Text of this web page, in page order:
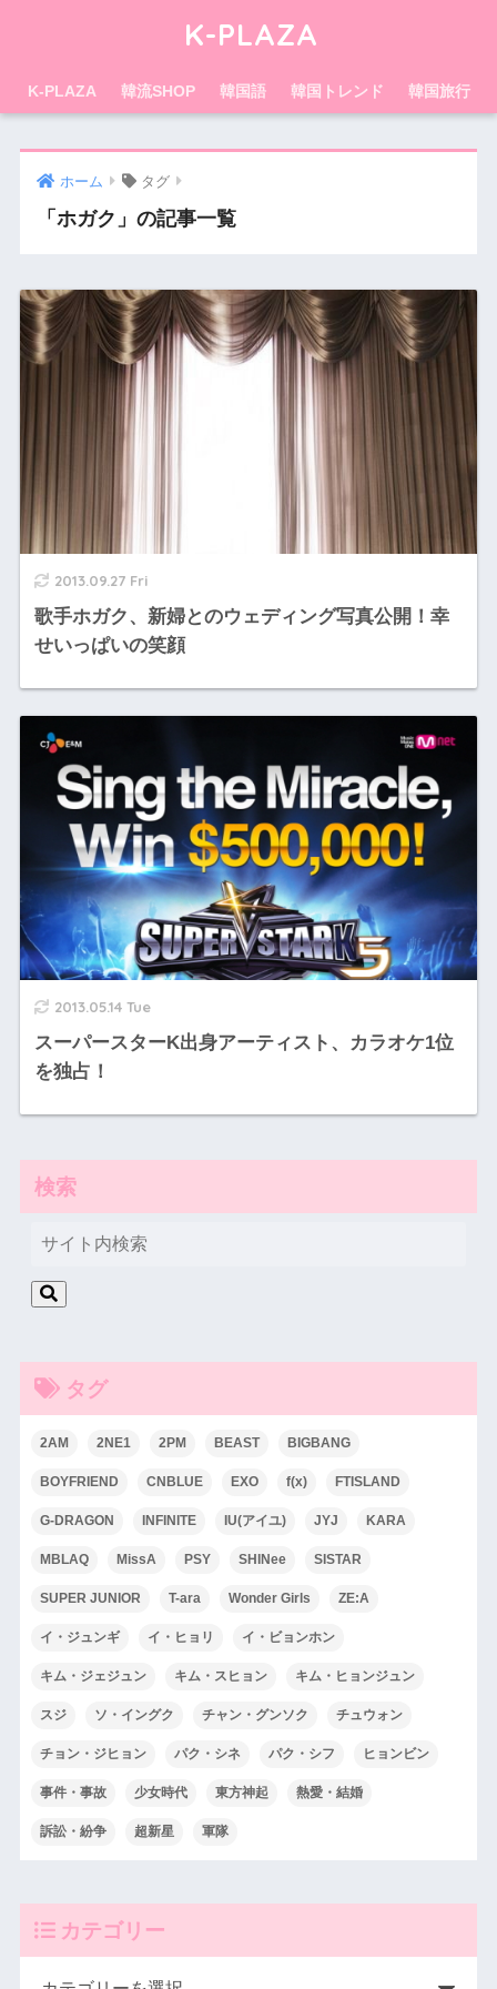
K-PLAZA
K-PLAZA 韓流SHOP 韓国語 韓国トレンド 韓国旅行
ホーム タグ
「ホガク」の記事一覧
2013.09.27 Fri
歌手ホガク、新婦とのウェディング写真公開！幸
せいっぱいの笑顔
2013.05.14 Tue
スーパースターK出身アーティスト、カラオケ1位
を独占！
検索
タグ
2AM 2NE1 2PM BEAST BIGBANG
BOYFRIEND CNBLUE EXO f(x) FTISLAND
G-DRAGON INFINITE IU(アイユ) JYJ KARA
MBLAQ MissA PSY SHINee SISTAR
SUPER JUNIOR T-ara Wonder Girls ZE:A
イ・ジュンギ イ・ヒョリ イ・ビョンホン
キム・ジェジュン キム・スヒョン キム・ヒョンジュン
スジ ソ・イングク チャン・グンソク チュウォン
チョン・ジヒョン パク・シネ パク・シフ ヒョンビン
事件・事故 少女時代 東方神起 熱愛・結婚
訴訟・紛争 超新星 軍隊
カテゴリー